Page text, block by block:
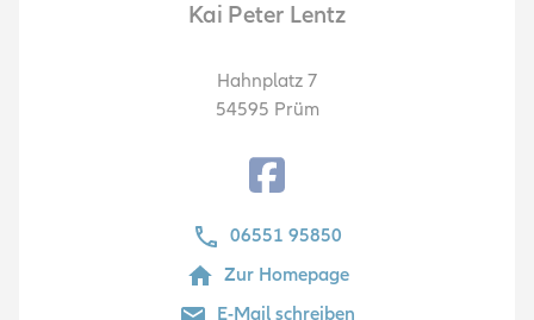
Kai Peter Lentz
Hahnplatz 7
54595 Prüm
Facebook
06551 95850
Zur Homepage
E-Mail schreiben